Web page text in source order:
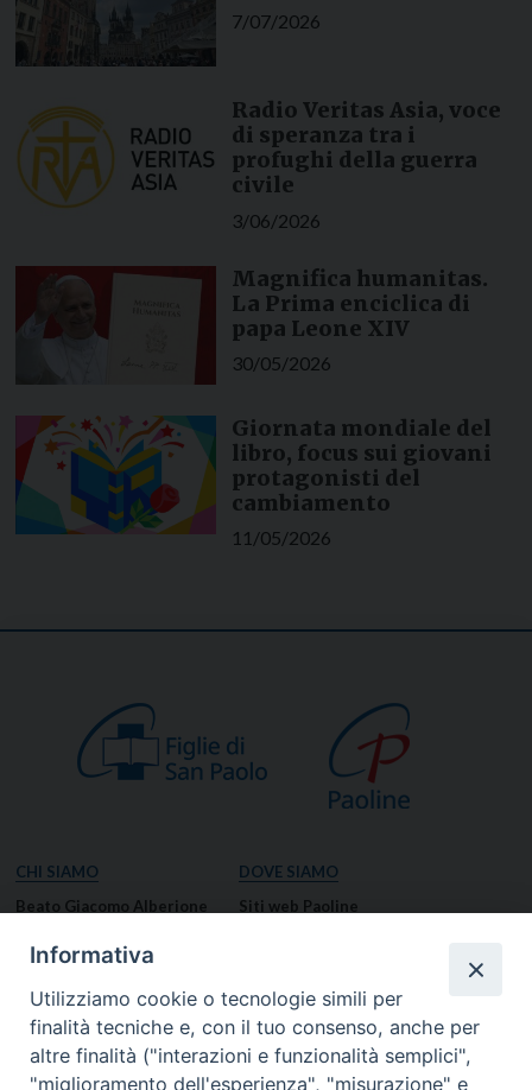
7/07/2026
Radio Veritas Asia, voce
di speranza tra i
profughi della guerra
civile
3/06/2026
Magnifica humanitas.
La Prima enciclica di
papa Leone XIV
30/05/2026
Giornata mondiale del
libro, focus sui giovani
protagonisti del
cambiamento
11/05/2026
CHI SIAMO
Beato Giacomo Alberione
Missione Paolina
Luoghi delle Origini
Governo Generale
DOVE SIAMO
Siti web Paoline
Notizie dal governo generale
Notizie in breve
RISORSE
Informativa
Utilizziamo cookie o tecnologie simili per
finalità tecniche e, con il tuo consenso, anche per
altre finalità ("interazioni e funzionalità semplici",
"miglioramento dell'esperienza", "misurazione" e